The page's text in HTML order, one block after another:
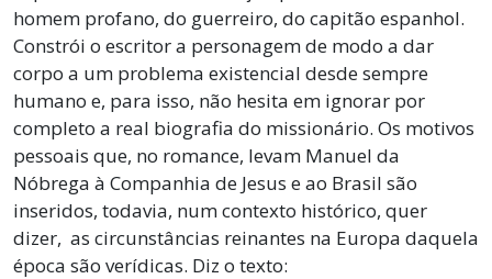
homem profano, do guerreiro, do capitão espanhol.
Constrói o escritor a personagem de modo a dar
corpo a um problema existencial desde sempre
humano e, para isso, não hesita em ignorar por
completo a real biografia do missionário. Os motivos
pessoais que, no romance, levam Manuel da
Nóbrega à Companhia de Jesus e ao Brasil são
inseridos, todavia, num contexto histórico, quer
dizer, as circunstâncias reinantes na Europa daquela
época são verídicas. Diz o texto: